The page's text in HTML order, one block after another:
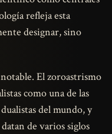
refleja esta
designar, sino
El zoroastrismo
como una de las
del mundo, y
de varios siglos